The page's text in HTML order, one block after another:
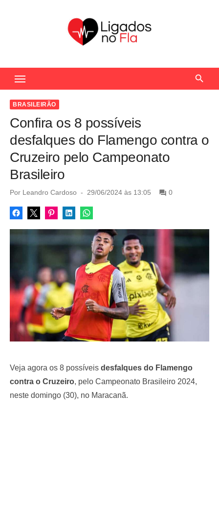
c
BRASILEIRÃO
Confira os 8 possíveis
desfalques do Flamengo contra o
Cruzeiro pelo Campeonato
Brasileiro
Por Leandro Cardoso
P
s
t
d
o
29/06/2024 às 13:05 0
Veja agora os 8 possíveis desfalques do Flamengo
contra o Cruzeiro, pelo Campeonato Brasileiro 2024,
neste domingo (30), no Maracanã.